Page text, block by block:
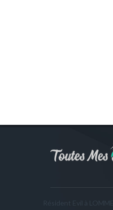
Résident Evil à LOMME